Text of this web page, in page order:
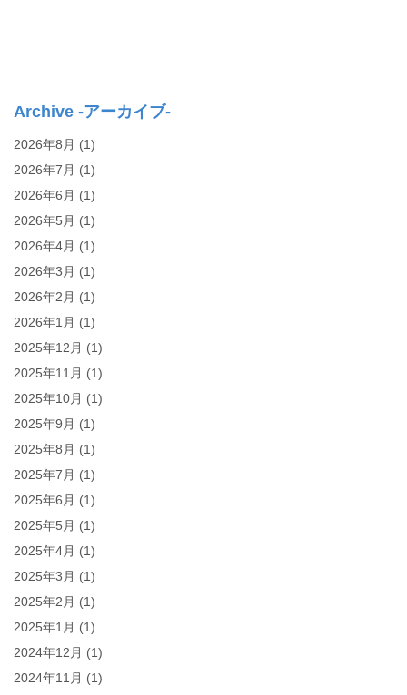
Archive -アーカイブ-
2026年8月 (1)
2026年7月 (1)
2026年6月 (1)
2026年5月 (1)
2026年4月 (1)
2026年3月 (1)
2026年2月 (1)
2026年1月 (1)
2025年12月 (1)
2025年11月 (1)
2025年10月 (1)
2025年9月 (1)
2025年8月 (1)
2025年7月 (1)
2025年6月 (1)
2025年5月 (1)
2025年4月 (1)
2025年3月 (1)
2025年2月 (1)
2025年1月 (1)
2024年12月 (1)
2024年11月 (1)